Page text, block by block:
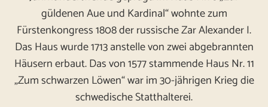
güldenen Aue und Kardinal“ wohnte zum
Fürstenkongress 1808 der russische Zar Alexander I.
Das Haus wurde 1713 anstelle von zwei abgebrannten
Häusern erbaut. Das von 1577 stammende Haus Nr. 11
„Zum schwarzen Löwen“ war im 30-jährigen Krieg die
schwedische Statthalterei.